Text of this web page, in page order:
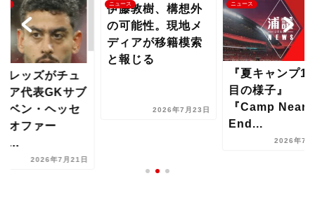
レッズがチュ
ア代表GKサブ
ベン・ヘッセ
オファー
...
2026年7月21日
ニュース
伊藤敦樹、構想外
の可能性。現地メ
ディアが移籍模索
と報じる
2026年7月23日
ニュース
『夏キャンプ
目の様子』
『Camp
End...
2026年7